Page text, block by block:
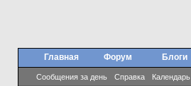
Главная Форум
Сообщения за день Справка Календарь
Блоги